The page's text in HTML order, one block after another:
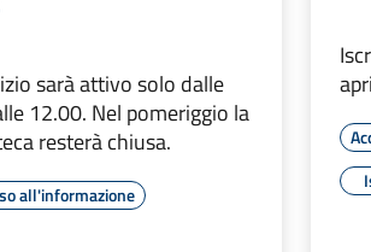
sarà attivo solo dalle
12.00. Nel pomeriggio la
resterà chiusa.
all'informazione